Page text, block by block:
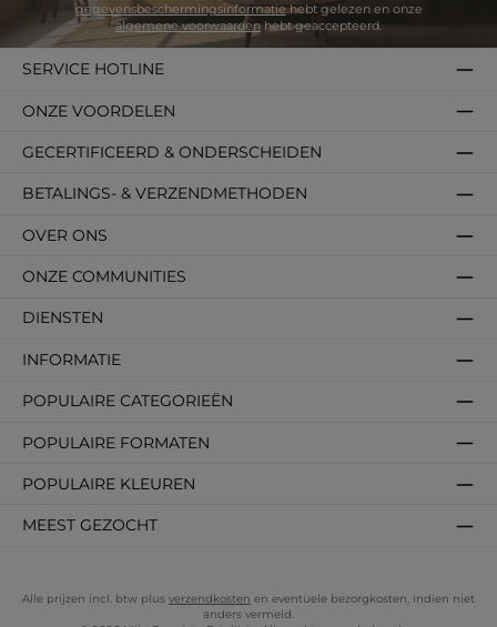
gegevensbeschermingsinformatie
algemene voorwaardenhebt geaccepteerd.
SERVICE HOTLINE
DIENSTEN
INFORMATIE
POPULAIRE CATEGORIEËN
POPULAIRE FORMATEN
POPULAIRE KLEUREN
MEEST GEZOCHT
BETALINGS- & VERZENDMETHODEN
OVER ONS
GECERTIFICEERD & ONDERSCHEIDEN
ONZE VOORDELEN
ONZE COMMUNITIES
Alle prijzen incl. btw plus verzendkosten en eventuele bezorgkosten, indien niet
anders vermeld.